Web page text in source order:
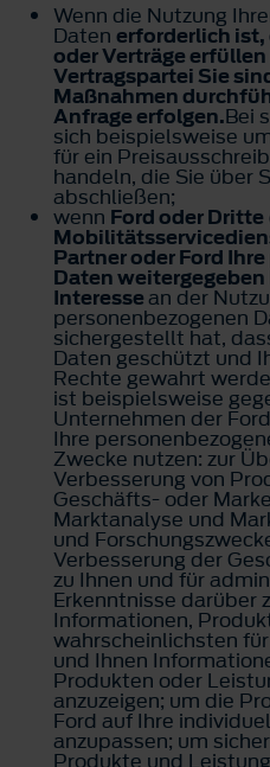
Wenn die Nutzung
Daten erforderlich ist,
oder Verträge
Vertragspartei Sie
Maßnahmen
Anfrage erfolgen.Bei
sich beispielsweise
für ein
handeln, die Sie über
abschließen;
wenn Ford oder Dritte
Partner oder Ford
Daten
Interesse an der
personenbezogenen
sichergestellt hat,
Daten geschützt und
Rechte gewahrt
ist beispielsweise
Unternehmen der
Ihre
Zwecke nutzen: zur
Verbesserung von
Geschäfts- oder
Marktanalyse und
und
Verbesserung der
zu Ihnen und für
Erkenntnisse darüber
Informationen,
wahrscheinlichsten
und Ihnen
Produkten oder
anzuzeigen; um die
Ford auf Ihre
anzupassen; um
Produkte und